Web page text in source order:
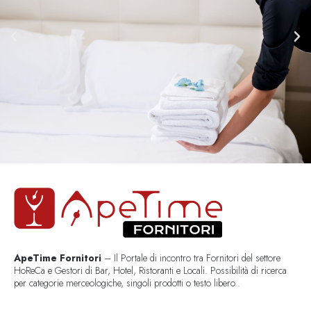
ApeTime Fornitori – Il Portale di incontro tra Fornitori del settore
HoReCa e Gestori di Bar, Hotel, Ristoranti e Locali. Possibilità di ricerca
per categorie merceologiche, singoli prodotti o testo libero..